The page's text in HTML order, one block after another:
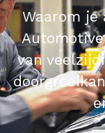
Waarom
van